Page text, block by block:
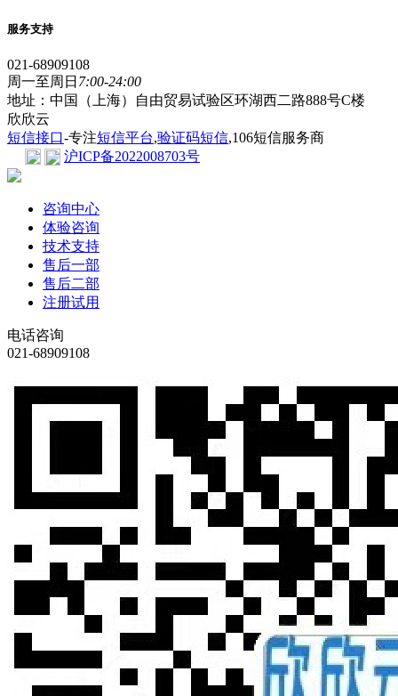
服务支持
021-68909108
周一至周日 7:00-24:00
地址：中国（上海）自由贸易试验区环湖西二路888号C楼
欣欣云
短信接口-专注短信平台,验证码短信,106短信服务商
沪ICP备2022008703号
咨询中心
体验咨询
技术支持
售后一部
售后二部
注册试用
电话咨询
021-68909108